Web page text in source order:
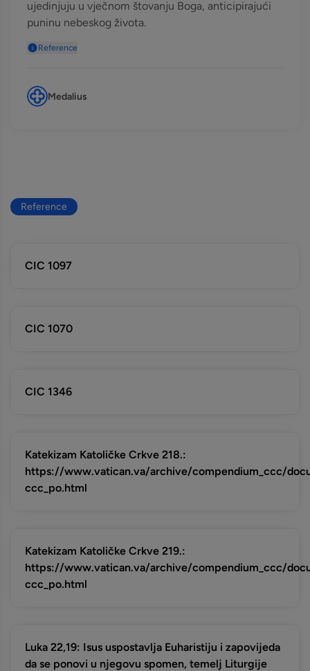
ujedinjuju u vječnom štovanju Boga, anticipirajući
puninu nebeskog života.
Reference
Medalius
Reference
CIC 1097
CIC 1070
CIC 1346
Katekizam Katoličke Crkve 218.:
https://www.vatican.va/archive/compendium_ccc/
ccc_po.html
Katekizam Katoličke Crkve 219.:
https://www.vatican.va/archive/compendium_ccc/
ccc_po.html
Luka 22,19: Isus uspostavlja Euharistiju i zapovijeda
da se ponovi u njegovu spomen, temelj Liturgije